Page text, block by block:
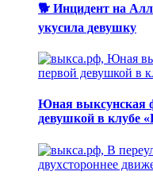
🐕 Инцидент на
укусила девушку
Юная выксунская
девушкой в клубе